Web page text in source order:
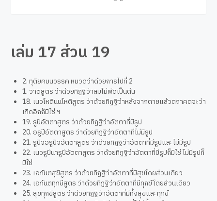
เล่ม 17 ส่วน 19
2. ทุติยคมนวรรค หมวดว่าด้วยการไปที่ 2
1. วาตสูตร ว่าด้วยทิฏฐิว่าลมไม่พัดเป็นต้น
18. เนวโหตินนโหติสูตร ว่าด้วยทิฏฐิว่าหลังจากตายแล้วตถาคตจะว่า
เกิดอีกก็มิใช่ ฯ
19. รูปีอัตตาสูตร ว่าด้วยทิฏฐิว่าอัตตาที่มีรูป
20. อรูปีอัตตาสูตร ว่าด้วยทิฏฐิว่าอัตตาที่ไม่มีรูป
21. รูปีจอรูปีจอัตตาสูตร ว่าด้วยทิฏฐิว่าอัตตาที่มีรูปและไม่มีรูป
22. เนวรูปีนารูปีอัตตาสูตร ว่าด้วยทิฏฐิว่าอัตตาที่มีรูปก็มิใช่ ไม่มีรูปก็
มิใช่
23. เอกันตสุขีสูตร ว่าด้วยทิฏฐิว่าอัตตาที่มีสุขโดยส่วนเดียว
24. เอกันตทุกขีสูตร ว่าด้วยทิฏฐิว่าอัตตาที่มีทุกข์โดยส่วนเดียว
25. สุขทุกขีสูตร ว่าด้วยทิฏฐิว่าอัตตาที่มีทั้งสุขและทุกข์